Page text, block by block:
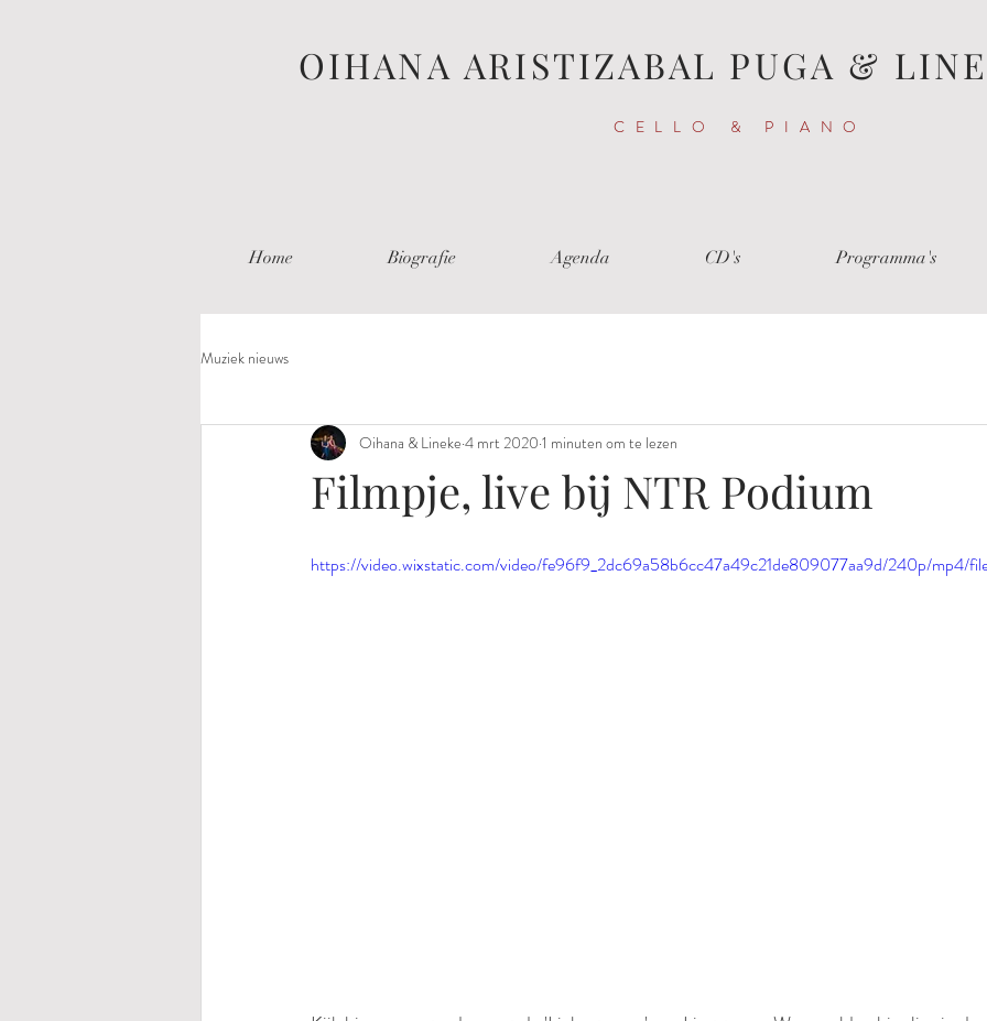
OIHANA ARISTIZABAL PUGA &
CELLO & PIANO
Home Biografie Agenda CD's Programma's
Muziek nieuws
Filmpje, live bij NTR Podium
Oihana & Lineke 4 mrt 2020 1 minuten om te lezen
https://video.wixstatic.com/video/fe96f9_2dc69a58b6cc47a49c21de809077aa9d/240p/mp4/